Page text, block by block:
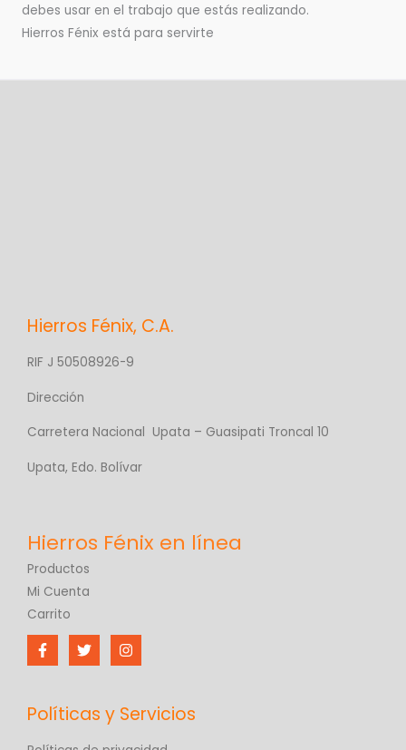
debes usar en el trabajo que estás realizando.
Hierros Fénix está para servirte
Hierros Fénix, C.A.
RIF J 50508926-9
Dirección
Carretera Nacional Upata – Guasipati Troncal 10
Upata, Edo. Bolívar
Productos
Mi Cuenta
Carrito
Políticas y Servicios